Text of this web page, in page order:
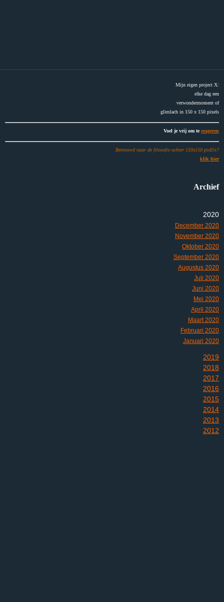
Mijn eigen project X:
elke dag een
verwondermoment of
glimlach in 150 x 150 pixels
Voel je vrij om te reageren
Benieuwd naar de filosofie achter 150x150 pixEls?
klik hier
Archief
2020
December 2020
November 2020
Oktober 2020
September 2020
Augustus 2020
Juli 2020
Juni 2020
Mei 2020
April 2020
Maart 2020
Februari 2020
Januari 2020
2019
2018
2017
2016
2015
2014
2013
2012